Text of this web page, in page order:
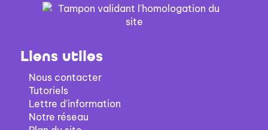
Liens utiles
Nous contacter
Tutoriels
Lettre d'information
Notre réseau